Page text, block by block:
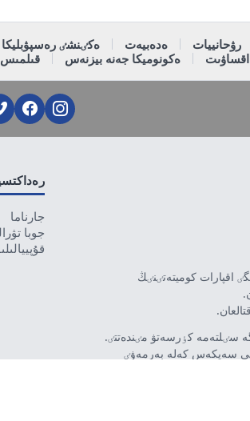
رۋحانييات ەدەبيەت ەكٸنشٸ رەسپۋبليكا
اقساۋىت ەكونوميكا جەنە بيزنەس قىلمىس
اقپارات كوميتەتٸنٸڭ
سٸلتەمە كٶرسەتۋ مٸندەتتٸ.
سەيكەس كەلە بەرمەۋٸ
جارناما
جوبا